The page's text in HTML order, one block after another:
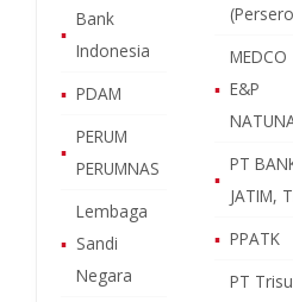
▪
Bank
Indonesia
▪ PDAM
▪
PERUM
PERUMNAS
▪
Lembaga
Sandi
Negara
▪
MEDCO
E&P
▪
PT
JATIM,
▪ PPATK
PT